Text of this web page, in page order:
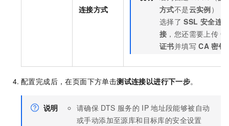
连接方式
方式不是云实例），
选择了 SSL 安全连
接 ，您还需要上传
证书并填写 CA 密钥
配置完成后，在页面下方单击测试连接以进行下一步。
说明 请确保 DTS 服务的 IP 地址段能够被自动
或手动添加至源库和目标库的安全设置